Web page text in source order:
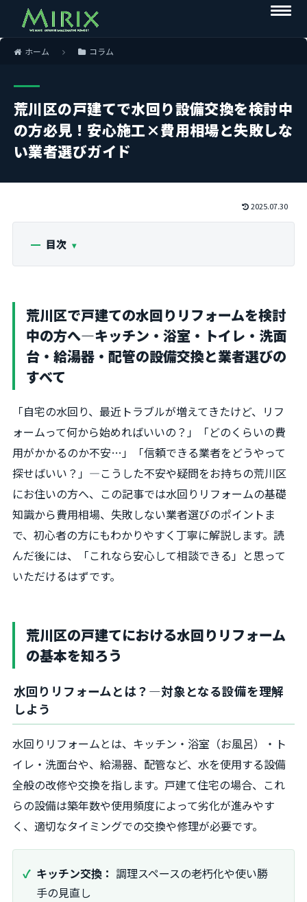
ホーム コラム
荒川区の戸建てで水回り設備交換を検討中
の方必見！安心施工×費用相場と失敗しな
い業者選びガイド
2025.07.30
目次
荒川区で戸建ての水回りリフォームを検討
中の方へ―キッチン・浴室・トイレ・洗面
台・給湯器・配管の設備交換と業者選びの
すべて
「自宅の水回り、最近トラブルが増えてきたけど、リフ
ォームって何から始めればいいの？」「どのくらいの費
用がかかるのか不安…」「信頼できる業者をどうやって
探せばいい？」―こうした不安や疑問をお持ちの荒川区
にお住いの方へ、この記事では水回りリフォームの基礎
知識から費用相場、失敗しない業者選びのポイントま
で、初心者の方にもわかりやすく丁寧に解説します。読
んだ後には、「これなら安心して相談できる」と思って
いただけるはずです。
荒川区の戸建てにおける水回りリフォーム
の基本を知ろう
水回りリフォームとは？―対象となる設備を理解
しよう
水回りリフォームとは、キッチン・浴室（お風呂）・ト
イレ・洗面台や、給湯器、配管など、水を使用する設備
全般の改修や交換を指します。戸建て住宅の場合、これ
らの設備は築年数や使用頻度によって劣化が進みやす
く、適切なタイミングでの交換や修理が必要です。
キッチン交換： 調理スペースの老朽化や使い勝
手の見直し